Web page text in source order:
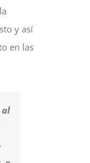
y así
en las
al